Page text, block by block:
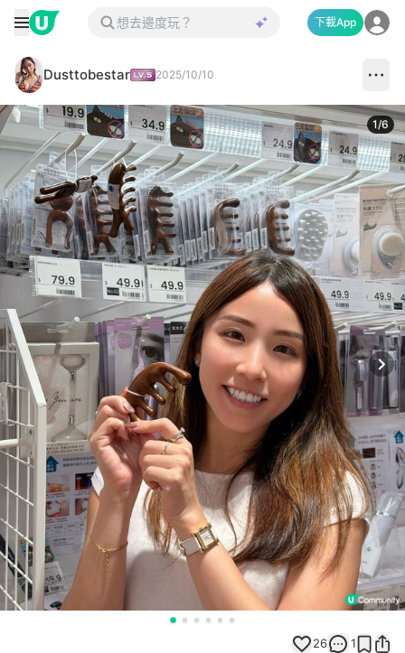
下載App
Dusttobestar 2025/10/10
1/6
26 1